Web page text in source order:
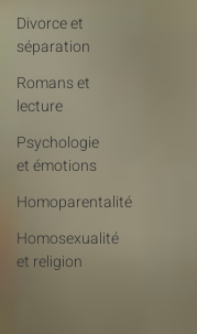
Divorce et
séparation
Romans et
lecture
Psychologie
et émotions
Homoparentalité
Homosexualité
et religion